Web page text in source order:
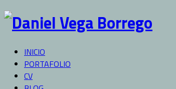
INICIO
PORTAFOLIO
CV